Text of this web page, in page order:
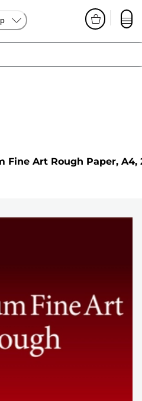
Fine Art Rough Paper, A4,